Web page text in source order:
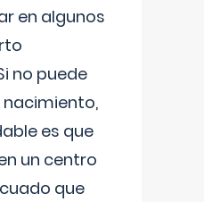
en algunos
no puede
nacimiento,
es que
un centro
que